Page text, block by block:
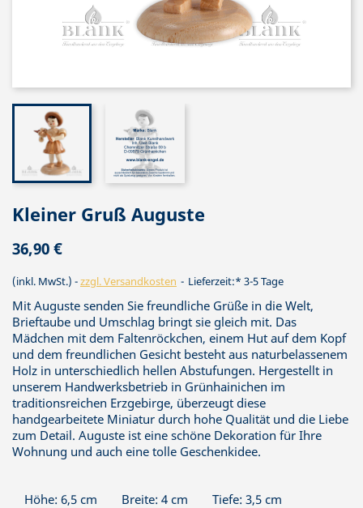
Kleiner Gruß Auguste
36,90 €
(inkl. MwSt.) zzgl. Versandkosten Lieferzeit:* 3-5 Tage
Mit Auguste senden Sie freundliche Grüße in die Welt,
Brieftaube und Umschlag bringt sie gleich mit. Das
Mädchen mit dem Faltenröckchen, einem Hut auf dem Kopf
und dem freundlichen Gesicht besteht aus naturbelassenem
Holz in unterschiedlich hellen Abstufungen. Hergestellt in
unserem Handwerksbetrieb in Grünhainichen im
traditionsreichen Erzgebirge, überzeugt diese
handgearbeitete Miniatur durch hohe Qualität und die Liebe
zum Detail. Auguste ist eine schöne Dekoration für Ihre
Wohnung und auch eine tolle Geschenkidee.
Höhe: 6,5 cm Breite: 4 cm Tiefe: 3,5 cm